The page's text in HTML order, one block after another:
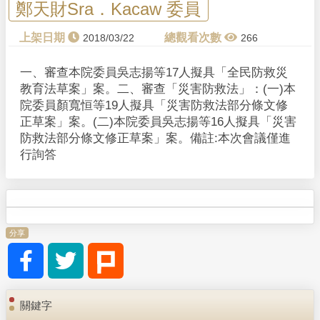
鄭天財Sra．Kacaw 委員
2018/03/22 266
一、審查本院委員吳志揚等17人擬具「全民防救災
教育法草案」案。二、審查「災害防救法」：(一)本
院委員顏寬恒等19人擬具「災害防救法部分條文修
正草案」案。(二)本院委員吳志揚等16人擬具「災害
防救法部分條文修正草案」案。備註:本次會議僅進
行詢答
分享
關鍵字